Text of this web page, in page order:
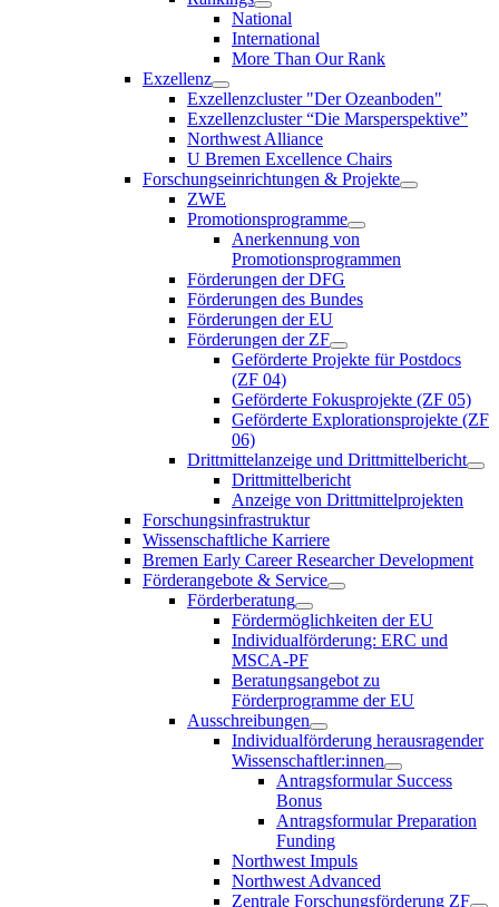
National
International
More Than Our Rank
Exzellenz
Exzellenzcluster "Der Ozeanboden"
Exzellenzcluster “Die Marsperspektive”
Northwest Alliance
U Bremen Excellence Chairs
Forschungseinrichtungen & Projekte
ZWE
Promotionsprogramme
Anerkennung von
Promotionsprogrammen
Förderungen der DFG
Förderungen des Bundes
Förderungen der EU
Förderungen der ZF
Geförderte Projekte für Postdocs
(ZF 04)
Geförderte Fokusprojekte (ZF 05)
Geförderte Explorationsprojekte (ZF
06)
Drittmittelanzeige und Drittmittelbericht
Drittmittelbericht
Anzeige von Drittmittelprojekten
Forschungsinfrastruktur
Wissenschaftliche Karriere
Bremen Early Career Researcher Development
Förderangebote & Service
Förderberatung
Fördermöglichkeiten der EU
Individualförderung: ERC und
MSCA-PF
Beratungsangebot zu
Förderprogramme der EU
Ausschreibungen
Individualförderung herausragender
Wissenschaftler:innen
Antragsformular Success
Bonus
Antragsformular Preparation
Funding
Northwest Impuls
Northwest Advanced
Zentrale Forschungsförderung ZF